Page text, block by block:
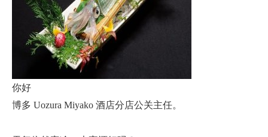
你好
博多 Uozura Miyako 酒店分店公关主任。